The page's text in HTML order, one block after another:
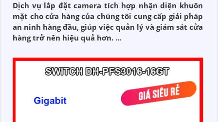
Dịch vụ lắp đặt camera tích hợp nhận diện khuôn
mặt cho cửa hàng của chúng tôi cung cấp giải pháp
an ninh hàng đầu, giúp việc quản lý và giám sát cửa
hàng trở nên hiệu quả hơn. ...